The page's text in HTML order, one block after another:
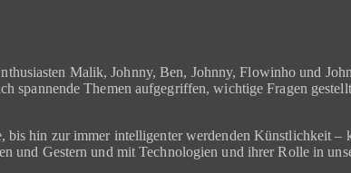
Malik, Johnny, Ben, Johnny, Flowinho und
Themen aufgegriffen, wichtige Fragen
hin zur immer intelligenter werdenden Künstlichkeit –
Gestern und mit Technologien und ihrer Rolle in